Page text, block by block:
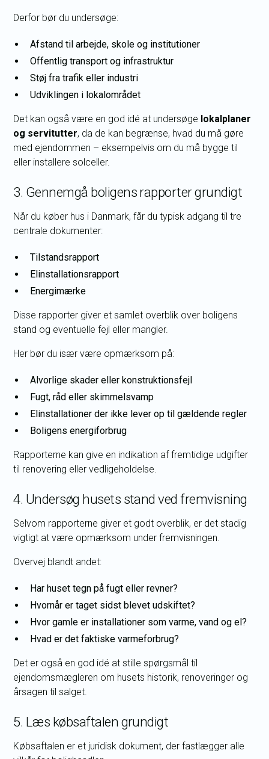
Derfor bør du undersøge:
Afstand til arbejde, skole og institutioner
Offentlig transport og infrastruktur
Støj fra trafik eller industri
Udviklingen i lokalområdet
Det kan også være en god idé at undersøge lokalplaner
og servitutter, da de kan begrænse, hvad du må gøre
med ejendommen – eksempelvis om du må bygge til
eller installere solceller.
3. Gennemgå boligens rapporter grundigt
Når du køber hus i Danmark, får du typisk adgang til tre
centrale dokumenter:
Tilstandsrapport
Elinstallationsrapport
Energimærke
Disse rapporter giver et samlet overblik over boligens
stand og eventuelle fejl eller mangler.
Her bør du især være opmærksom på:
Alvorlige skader eller konstruktionsfejl
Fugt, råd eller skimmelsvamp
Elinstallationer der ikke lever op til gældende regler
Boligens energiforbrug
Rapporterne kan give en indikation af fremtidige udgifter
til renovering eller vedligeholdelse.
4. Undersøg husets stand ved fremvisning
Selvom rapporterne giver et godt overblik, er det stadig
vigtigt at være opmærksom under fremvisningen.
Overvej blandt andet:
Har huset tegn på fugt eller revner?
Hvornår er taget sidst blevet udskiftet?
Hvor gamle er installationer som varme, vand og el?
Hvad er det faktiske varmeforbrug?
Det er også en god idé at stille spørgsmål til
ejendomsmægleren om husets historik, renoveringer og
årsagen til salget.
5. Læs købsaftalen grundigt
Købsaftalen er et juridisk dokument, der fastlægger alle